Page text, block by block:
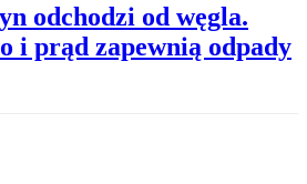
odchodzi od węgla.
i prąd zapewnią odpady